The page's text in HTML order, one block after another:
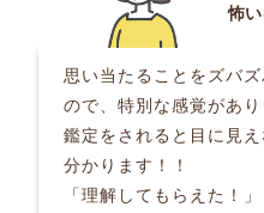
怖
思い当たることをズバ
ので、特別な感覚があり
鑑定をされると目に見
分かります！！
「理解してもらえた！